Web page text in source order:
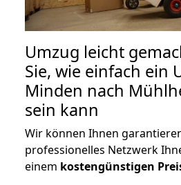
Umzug leicht
Sie, wie einfach ein
Minden nach
sein kann
Wir können Ihnen
professionelles Netzwerk
einem kostengünstigen